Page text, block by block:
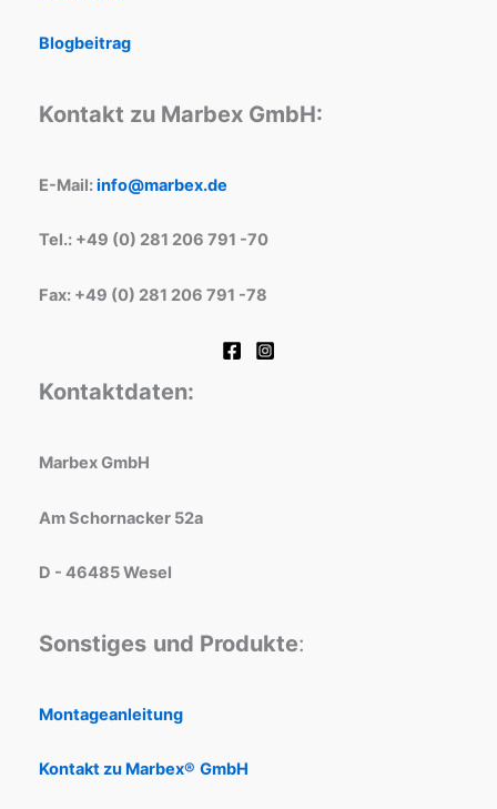
Blogbeitrag
Kontakt zu Marbex GmbH:
E-Mail:info@marbex.de
Tel.: +49 (0) 281 206 791 -70
Fax: +49 (0) 281 206 791 -78
Kontaktdaten:
Marbex GmbH
Am Schornacker 52a
D - 46485 Wesel
Sonstiges und Produkte:
Montageanleitung
Kontakt zu Marbex® GmbH